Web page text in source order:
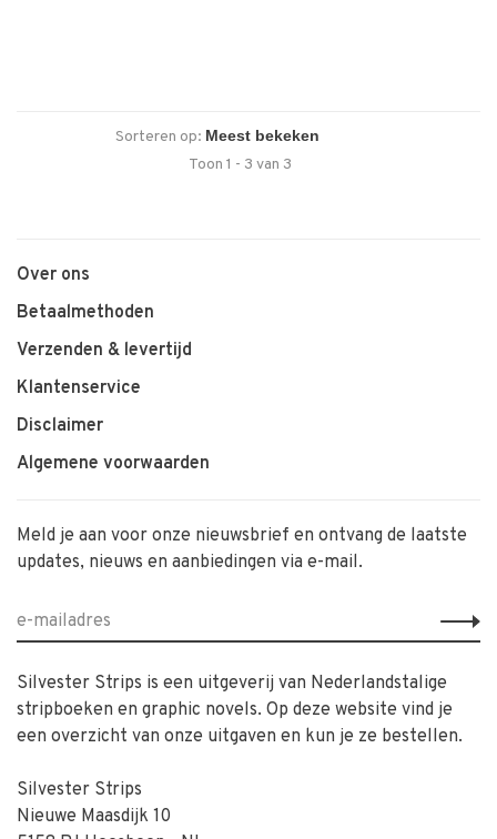
Sorteren op:
Toon 1 - 3 van 3
Over ons
Betaalmethoden
Verzenden & levertijd
Klantenservice
Disclaimer
Algemene voorwaarden
Meld je aan voor onze nieuwsbrief en ontvang de laatste
updates, nieuws en aanbiedingen via e-mail.
Silvester Strips is een uitgeverij van Nederlandstalige
stripboeken en graphic novels. Op deze website vind je
een overzicht van onze uitgaven en kun je ze bestellen.
Silvester Strips
Nieuwe Maasdijk 10